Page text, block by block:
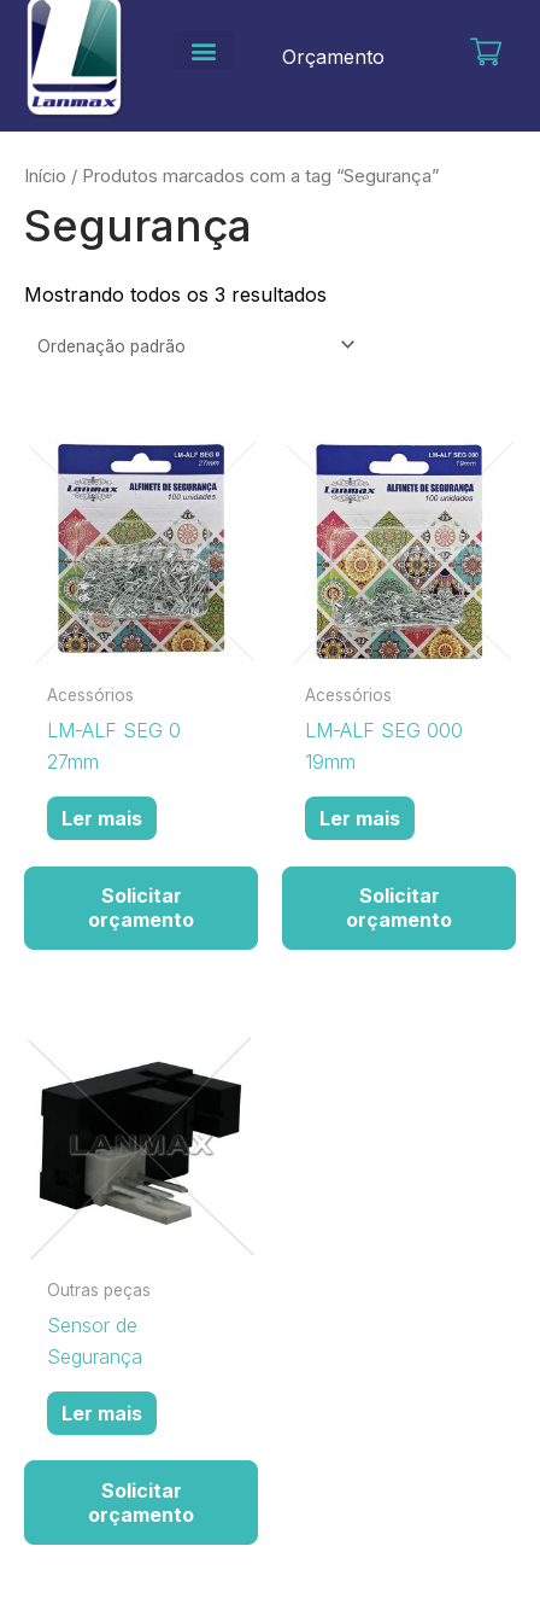
para
conteúdo
Orçamento
Início / Produtos marcados com a tag “Segurança”
Segurança
Mostrando todos os 3 resultados
Acessórios
LM-ALF SEG 0
27mm
Ler mais
Solicitar
orçamento
Acessórios
LM-ALF SEG 000
19mm
Ler mais
Solicitar
orçamento
Outras peças
Sensor de
Segurança
Ler mais
Solicitar
orçamento